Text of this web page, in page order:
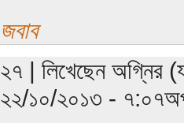
জবাব
২৭ | লিখেছেন অগ্নির
২২/১০/২০১৩ -